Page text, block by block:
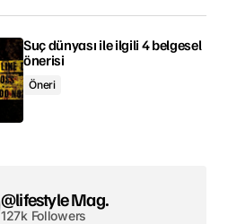
Suç dünyası ile ilgili 4 belgesel
önerisi
Öneri
@lifestyle Mag.
127k Followers